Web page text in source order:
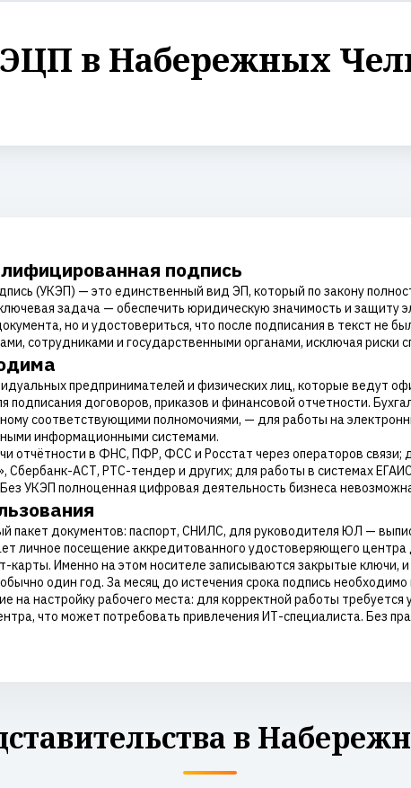
в Набережных
подпись
(УКЭП) — это единственный вид ЭП, который по закону
задача — обеспечить юридическую значимость и защиту
но и удостовериться, что после подписания в текст не
сотрудниками и государственными органами, исключая риски
предпринимателей и физических лиц, которые ведут
договоров, приказов и финансовой отчетности.
соответствующими полномочиями, — для работы на
информационными системами.
отчётности в ФНС, ПФР, ФСС и Росстат через операторов связи;
АСТ, РТС-тендер и других; для работы в системах
УКЭП полноценная цифровая деятельность бизнеса
пакет документов: паспорт, СНИЛС, для руководителя ЮЛ —
личное посещение аккредитованного удостоверяющего
Именно на этом носителе записываются закрытые ключи, и
один год. За месяц до истечения срока подпись
настройку рабочего места: для корректной работы
что может потребовать привлечения ИТ-специалиста. Без
в